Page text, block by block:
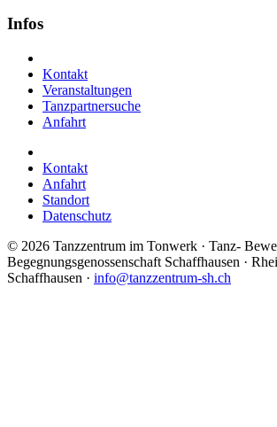
Infos
Kontakt
Veranstaltungen
Tanzpartnersuche
Anfahrt
Kontakt
Anfahrt
Standort
Datenschutz
© 2026 Tanzzentrum im Tonwerk · Tanz-
Begegnungsgenossenschaft Schaffhausen ·
Schaffhausen · info@tanzzentrum-sh.ch